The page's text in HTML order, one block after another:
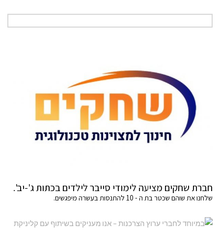
חברת שחקים מציעה לימודי סייבר לילדים בכתות ג'-יב'.
שלחנו את שוהם שכטר בת ה - 10 להתנסות בעשרה מיפגשים.